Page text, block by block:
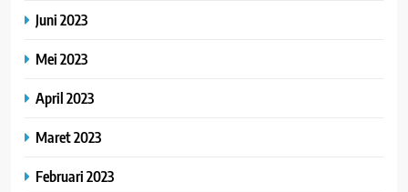
Juni 2023
Mei 2023
April 2023
Maret 2023
Februari 2023